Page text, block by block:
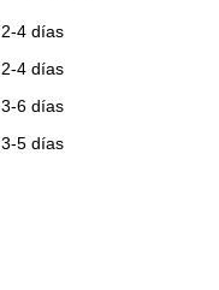
2-4 días
2-4 días
3-6 días
3-5 días